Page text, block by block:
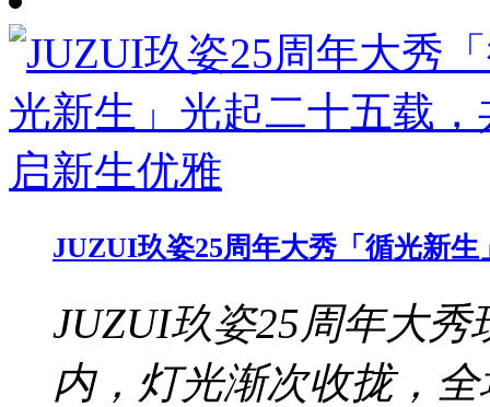
JUZUI玖姿25周年大秀「循光新
JUZUI玖姿25周年大秀
内，灯光渐次收拢，